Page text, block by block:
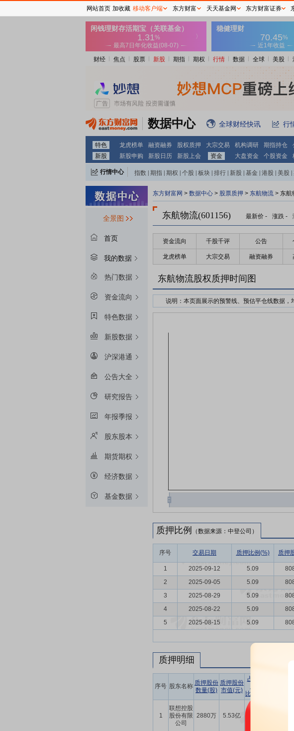
财经 焦点 股票 新股 期指 期权 行情 数据 全球 美股
数据中心 全球财经快讯 行
特色 龙虎榜单 融资融券 股权质押 大宗交易 机构调研 期指持仓
新股
新股申购 新股日历 新股上会 资金 大盘资金 个股资金
行情中心 指数 期指 期权 个股 板块 排行 新股 基金 港股 美股
全景图
首页
我的数据
热门数据
资金流向
特色数据
新股数据
沪深港通
公告大全
研究报告
年报季报
股东股本
期货期权
经济数据
基金数据
东方财富网 > 数据中心 > 股票质押 > 东航物流 > 东航
东航物流(601156) 最新价 - 涨跌 -
资金流向 千股千评 公告
龙虎榜单 大宗交易 融资融券
东航物流股权质押时间图
说明：本页面展示的预警线、预估平仓线数据，
接受股权质押的金融机构为了防止股价下跌对
预警线算法：冻结起始日收盘价前复权*质押率*
质押比例 （数据来源：中登公司）
序号 交易日期 质押比例(%) 质押
1 2025-09-12 5.09
2
2025-09-05 5.09
3
2025-08-29 5.09
4
2025-08-22 5.09
5
2025-08-15 5.09
质押明细
序号 股东名称 质押股份
数量(股)
质押股份
市值(元)
占所持
比例(%)
1
联想控股
股份有限
公司
2880万 5.53亿
网站首页 加收藏 移动客户端 东方财富 天天基金网 东方财富证券